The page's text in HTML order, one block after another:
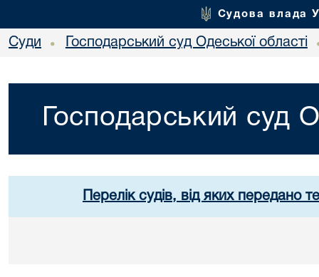
Судова влада
Суди • Господарський суд Одеської області
Господарський суд
Перелік судів, від яких передано